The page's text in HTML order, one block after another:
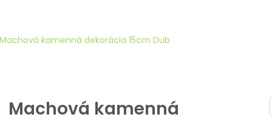
kamenná dekorácia 15cm Dub
Machová kamenná